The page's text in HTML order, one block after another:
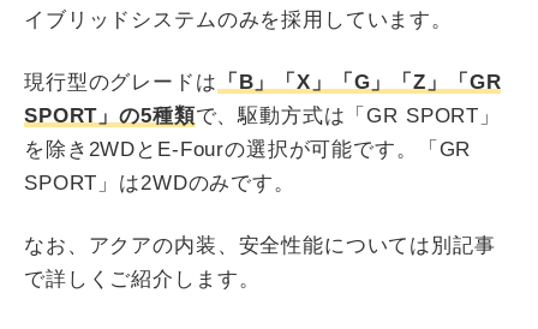
イブリッドシステムのみを採用しています。
現行型のグレードは 「B」「X」「G」「Z」「GR
SPORT」の5種類で、駆動方式は「GR SPORT」
を除き2WDとE-Fourの選択が可能です。「GR
SPORT」は2WDのみです。
なお、アクアの内装、安全性能については別記事
で詳しくご紹介します。